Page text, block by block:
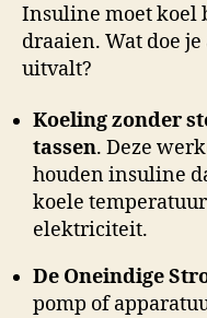
Insuline moet koel
draaien. Wat doe
uitvalt?
Koeling zonder
tassen. Deze
houden insuline
koele
elektriciteit.
De Oneindige
pomp of